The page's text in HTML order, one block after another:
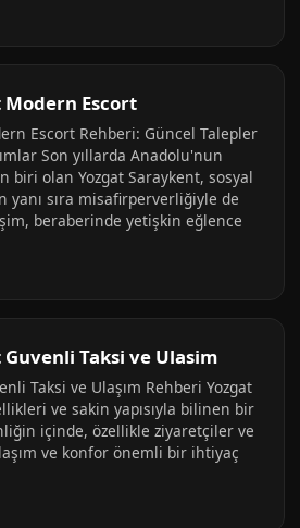
Modern Escort
Escort Rehberi: Güncel Talepler
Son yıllarda Anadolu'nun
biri olan Yozgat Saraykent, sosyal
sıra misafirperverliğiyle de
beraberinde yetişkin eğlence
Taksi ve Ulasim
Taksi ve Ulaşım Rehberi Yozgat
ve sakin yapısıyla bilinen bir
içinde, özellikle ziyaretçiler ve
ve konfor önemli bir ihtiyaç